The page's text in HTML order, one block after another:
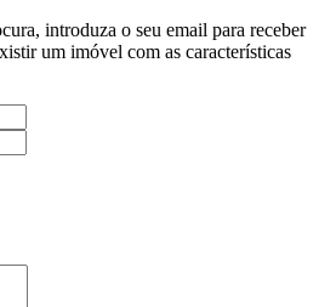
introduza o seu email para receber
um imóvel com as características